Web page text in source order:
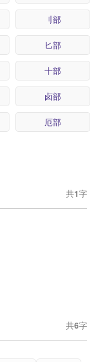
刂部
匕部
十部
卤部
厄部
共1字
共6字